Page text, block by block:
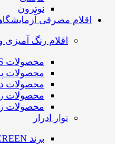
نوترون
اقلام مصرفی
اقلام رنگ آمیزی
محصولات ATS
محصولات
محصولات
محصولات
محصولات
نوار ادرار
برند COMBI SCREEN (آنالیتیکون)